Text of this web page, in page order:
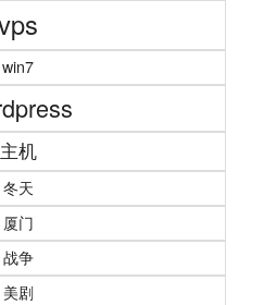
win7
主机
冬天
厦门
战争
美剧